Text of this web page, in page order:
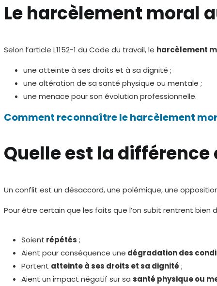
Le harcèlement moral
Selon l’article L1152-1 du Code du travail, le harcèlement
une atteinte à ses droits et à sa dignité ;
une altération de sa santé physique ou mentale ;
une menace pour son évolution professionnelle.
Comment reconnaître le harcèlement
Quelle est la
Un conflit est un désaccord, une polémique, une
Pour être certain que les faits que l’on subit rentrent
Soient répétés ;
Aient pour conséquence une dégradation des
Portent atteinte à ses droits et sa dignité ;
Aient un impact négatif sur sa santé physique ou